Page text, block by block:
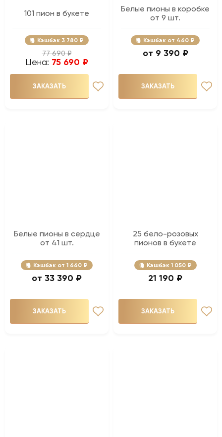
101 пион в букете
Кэшбэк 3 780 ₽
77 690 ₽
Цена: 75 690 ₽
ЗАКАЗАТЬ
Белые пионы в коробке
от 9 шт.
Кэшбэк 460 ₽
9 390 ₽
ЗАКАЗАТЬ
Белые пионы в сердце
от 41 шт.
Кэшбэк 1 660 ₽
33 390 ₽
ЗАКАЗАТЬ
25 бело-розовых
пионов в букете
Кэшбэк 1 050 ₽
21 190 ₽
ЗАКАЗАТЬ